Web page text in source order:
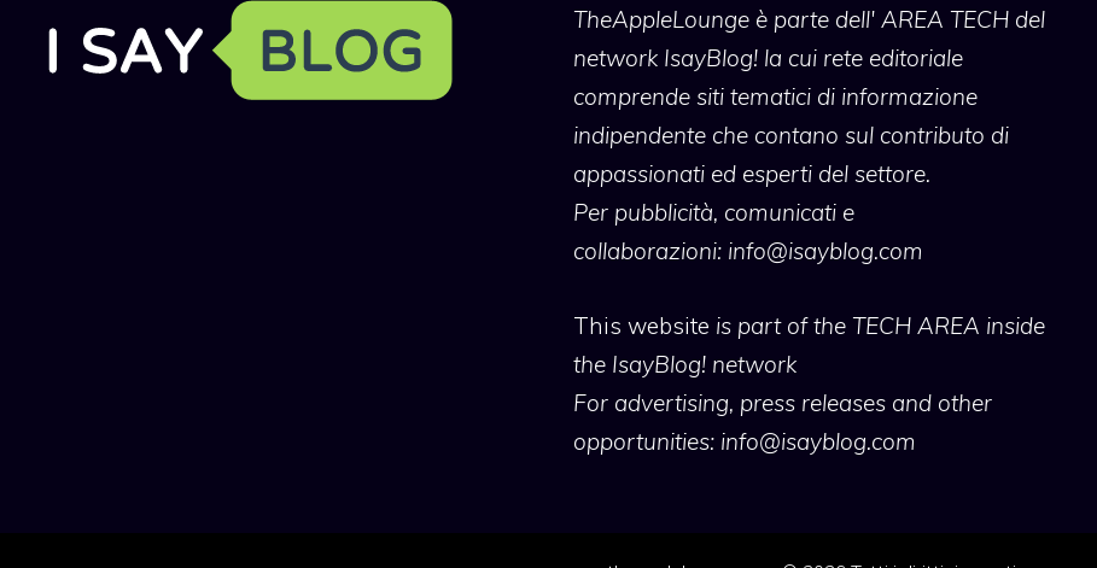
TheAppleLoungeè parte dell' AREA TECH del
network IsayBlog! la cui rete editoriale
comprende siti tematici di informazione
indipendente che contano sul contributo di
appassionati ed esperti del settore.
Per pubblicità, comunicati e
collaborazioni: info@isayblog.com
This website is part of the TECH AREA inside
the IsayBlog! network
For advertising, press releases and other
opportunities: info@isayblog.com